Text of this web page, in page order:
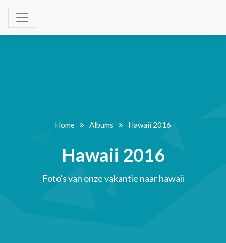
Home Albums Hawaii 2016
Hawaii 2016
Foto's van onze vakantie naar hawaii